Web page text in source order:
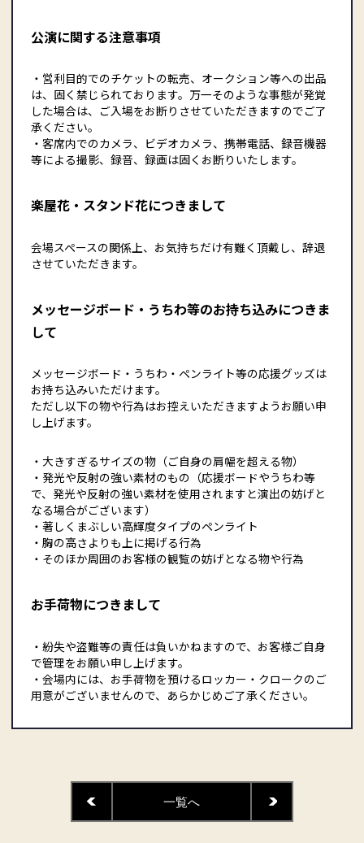
公演に関する注意事項
・営利目的でのチケットの転売、オークション等への出品
は、固く禁じられております。万一そのような事態が発覚
した場合は、ご入場をお断りさせていただきますのでご了
承ください。
・客席内でのカメラ、ビデオカメラ、携帯電話、録音機器
等による撮影、録音、録画は固くお断りいたします。
楽屋花・スタンド花につきまして
会場スペースの関係上、お気持ちだけ有難く頂戴し、辞退
させていただきます。
メッセージボード・うちわ等のお持ち込みにつきま
して
メッセージボード・うちわ・ペンライト等の応援グッズは
お持ち込みいただけます。
ただし以下の物や行為はお控えいただきますようお願い申
し上げます。
・大きすぎるサイズの物（ご自身の肩幅を超える物）
・発光や反射の強い素材のもの（応援ボードやうちわ等
で、発光や反射の強い素材を使用されますと演出の妨げと
なる場合がございます）
・著しくまぶしい高輝度タイプのペンライト
・胸の高さよりも上に掲げる行為
・そのほか周囲のお客様の観覧の妨げとなる物や行為
お手荷物につきまして
・紛失や盗難等の責任は負いかねますので、お客様ご自身
で管理をお願い申し上げます。
・会場内には、お手荷物を預けるロッカー・クロークのご
用意がございませんので、あらかじめご了承ください。
一覧へ